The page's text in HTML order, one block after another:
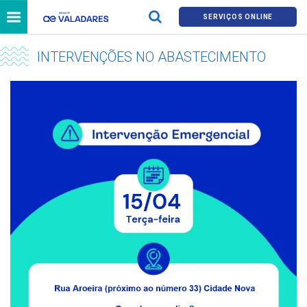
SERVIÇOS ONLINE
INTERVENÇÕES NO ABASTECIMENTO